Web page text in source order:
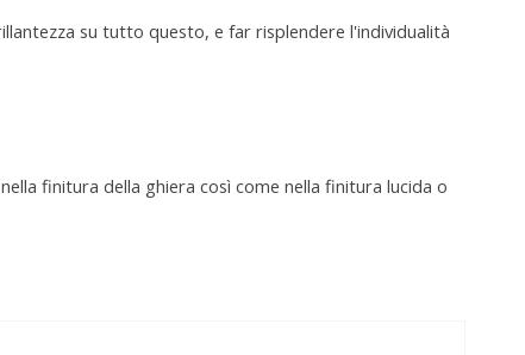
su tutto questo, e far risplendere l'individualità
finitura della ghiera così come nella finitura lucida o